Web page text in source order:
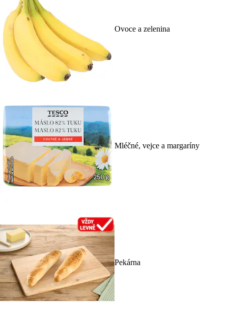
Ovoce a zelenina
Mléčné, vejce a margaríny
Pekárna